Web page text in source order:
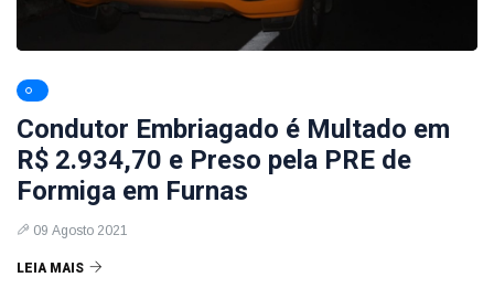
Condutor Embriagado é Multado em
R$ 2.934,70 e Preso pela PRE de
Formiga em Furnas
09 Agosto 2021
LEIA MAIS